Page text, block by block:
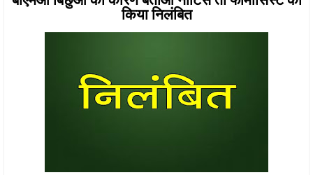
किया निलंबित